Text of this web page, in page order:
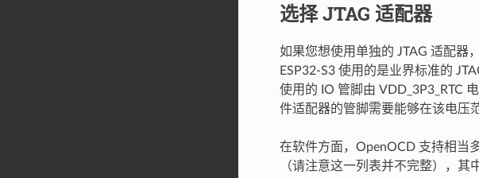
选择 JTAG 适配器
如果您想使用单独的 JTAG 适配器
ESP32-S3 使用的是业界标准的
使用的 IO 管脚由 VDD_3P3_RTC
件适配器的管脚需要能够在该电压
在软件方面，OpenOCD 支持相当
（请注意这一列表并不完整），